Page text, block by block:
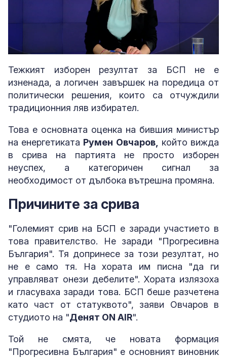
Тежкият изборен резултат за БСП не е
изненада, а логичен завършек на поредица от
политически решения, които са отчуждили
традиционния ляв избирател.
Това е основната оценка на бившия министър
на енергетиката Румен Овчаров,
който вижда
в срива на партията не просто изборен
неуспех, а категоричен сигнал за
необходимост от дълбока вътрешна промяна.
Причините за срива
"Големият срив на БСП е заради участието в
това правителство. Не заради "Прогресивна
България". Тя допринесе за този резултат, но
не е само тя. На хората им писна "да ги
управляват онези дебелите". Хората излязоха
и гласуваха заради това. БСП беше разчетена
като част от статуквото", заяви Овчаров в
студиото на "Денят ON AIR".
Той не смята, че новата формация
"Прогресивна България" е основният виновник